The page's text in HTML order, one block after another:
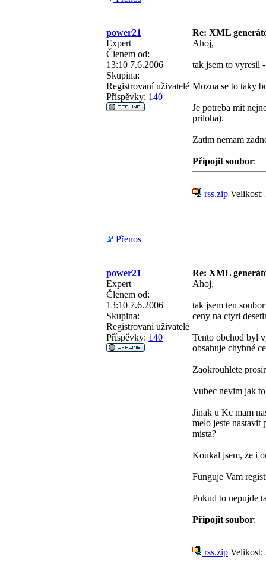
power21
Re: XML
Expert
Členem od:
13:10 7.6.2006
Skupina:
Registrovaní uživatelé
Příspěvky: 140
Ahoj,
tak jsem to vyresil
Mozna se to taky
Je potreba mit
priloha).
Zatim nemam
Připojit soubor:
rss.zip Velikost:
Přenos
power21
Re: XML
Expert
Členem od:
13:10 7.6.2006
Skupina:
Registrovaní uživatelé
Příspěvky: 140
Ahoj,
tak jsem ten
ceny na ctyri
Tento obchod byl
obsahuje chybné
Zaokrouhlete
Vubec nevim jak
Jinak u Kc mam
melo jeste nastavit
mista?
Koukal jsem, ze i
Funguje Vam
Pokud to nepujde
Připojit soubor:
rss.zip Velikost: